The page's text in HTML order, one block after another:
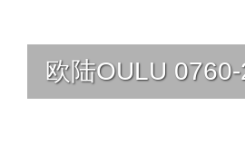
欧陆OULU